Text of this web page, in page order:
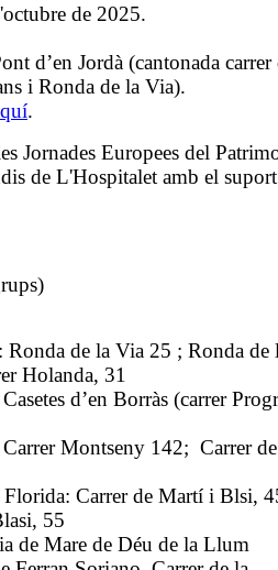
de 2025.
d’en Jordà (cantonada carrer
i Ronda de la Via).
.
Jornades Europees del
de L'Hospitalet amb el
Ronda de la Via 25 ; Ronda de
Holanda, 31
d’en Borràs (carrer
Carrer Montseny 142; Carrer
Florida: Carrer de Martí i Blsi,
55
de Mare de Déu de la Llum